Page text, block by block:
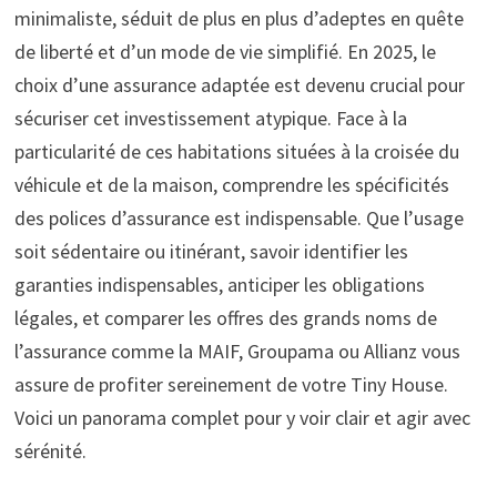
minimaliste, séduit de plus en plus d’adeptes en quête
de liberté et d’un mode de vie simplifié. En 2025, le
choix d’une assurance adaptée est devenu crucial pour
sécuriser cet investissement atypique. Face à la
particularité de ces habitations situées à la croisée du
véhicule et de la maison, comprendre les spécificités
des polices d’assurance est indispensable. Que l’usage
soit sédentaire ou itinérant, savoir identifier les
garanties indispensables, anticiper les obligations
légales, et comparer les offres des grands noms de
l’assurance comme la MAIF, Groupama ou Allianz vous
assure de profiter sereinement de votre Tiny House.
Voici un panorama complet pour y voir clair et agir avec
sérénité.